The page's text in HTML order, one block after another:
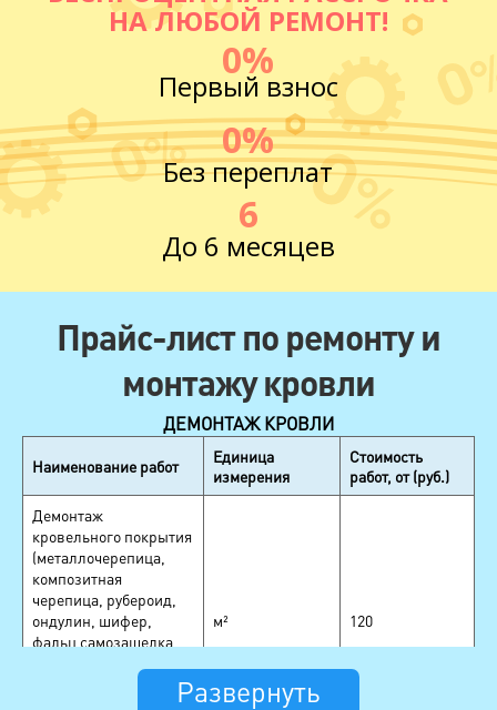
НА ЛЮБОЙ РЕМОНТ!
0%
Первый взнос
0%
Без переплат
6
До 6 месяцев
Прайс-лист по ремонту и
монтажу кровли
ДЕМОНТАЖ КРОВЛИ
Наименование работ
Единица
измерения
Стоимость
работ, от (руб.)
Демонтаж
кровельного покрытия
(металлочерепица,
композитная
черепица, рубероид,
ондулин, шифер,
фальц самозащелка,
м² 120
Развернуть